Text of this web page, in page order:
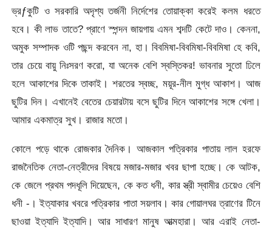
ভ্রƒকুটি ও সরকারি অদৃশ্য তর্জনী নির্দেশের তোয়াক্কা করেই কলম ধরতে
হবে। কী লাভ তাতে? প্রাণে স্পন্দন জায়গায় এমন শব্দটি কেটে দাও। কেননা,
অমুক সম্পাদক ওটি পছন্দ করবেন না, হা। বিবমিষা-বিবমিষা-বিবমিষা হে কবি,
তার চেয়ে বায়ু নিঃসরণ করো, যা অনেক বেশি স্বস্তিকর! ভাবনার সুতো ঢিলে
হলে আকাশের দিকে তাকাই। শরতের স্বচ্ছ, ময়ূর-নীল মুগ্ধ আকাশ। আজ
ছুটির দিন। এখানেই বেতের চেয়ারটায় বসে ছুটির দিনে আকাশের সঙ্গে খেলা।
আমার একমাত্র সুখ। রাজার মতো।
কোলে পড়ে থাকে রোজকার দৈনিক। আজকাল পত্রিকার পাতায় লাল হরফে
রাজনৈতিক নেতা-নেত্রীদের বিষয়ে মজার-মজার খবর ছাপা হচ্ছে। কে আটক,
কে জেলে প্রথম পদধূলি দিয়েছেন, কে কত ধনী, কার স্ত্রী স্বামীর চেয়েও বেশি
ধনী -। ইত্যাকার খবরে পত্রিকার পাতা সয়লাব। কার গোয়ালঘর ত্রাণের টিনে
ছাওয়া ইত্যাদি ইত্যাদি। আর সাধারণ মানুষ আত্মহারা। আর এরাই নেতা-